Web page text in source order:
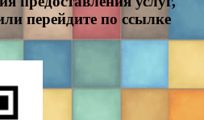
перейдите по ссылке